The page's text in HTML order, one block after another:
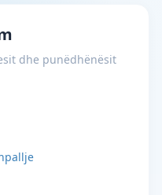
dhe punëdhënësit